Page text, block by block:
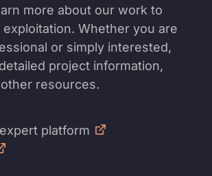
more about our work to
exploitation. Whether you are
or simply interested,
project information,
resources.
platform